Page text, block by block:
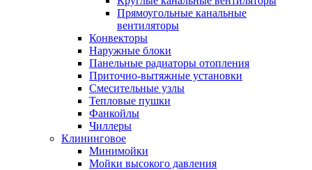
Прямоугольные канальные
вентиляторы
Конвекторы
Наружные блоки
Панельные радиаторы отопления
Приточно-вытяжные установки
Смесительные узлы
Тепловые пушки
Фанкойлы
Чиллеры
Клининговое
Минимойки
Мойки высокого давления